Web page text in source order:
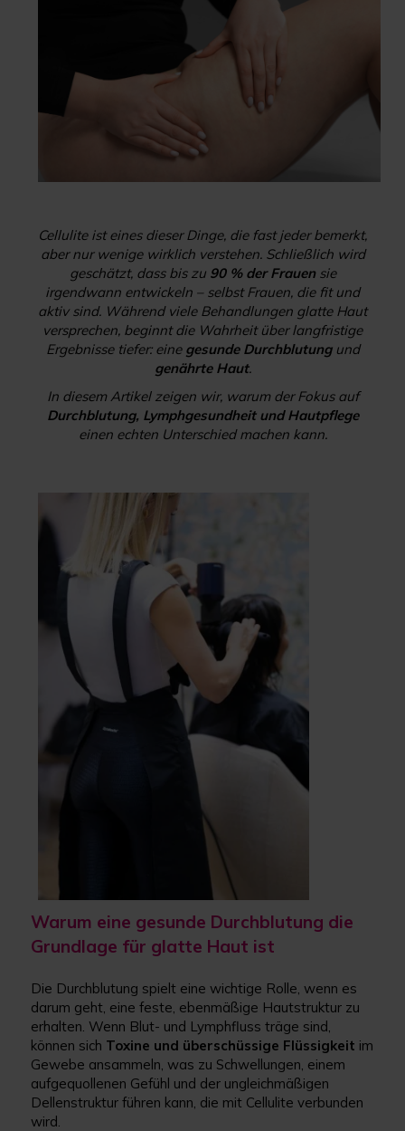
Cellulite ist eines dieser Dinge, die fast jeder bemerkt,
aber nur wenige wirklich verstehen. Schließlich wird
geschätzt, dass bis zu 90 % der Frauensie
irgendwann entwickeln – selbst Frauen, die fit und
aktiv sind. Während viele Behandlungen glatte Haut
versprechen, beginnt die Wahrheit über langfristige
Ergebnisse tiefer: eine gesunde Durchblutungund
genährte Haut.
In diesem Artikel zeigen wir, warum der Fokus auf
Durchblutung, Lymphgesundheit undHautpflege
einen echten Unterschied machen kann.
Warum eine gesunde Durchblutung die
Grundlage für glatte Haut ist
Die Durchblutung spielt eine wichtige Rolle, wenn es
darum geht, eine feste, ebenmäßige Hautstruktur zu
erhalten. Wenn Blut- und Lymphfluss träge sind,
können sich Toxine und überschüssige Flüssigkeit im
Gewebe ansammeln, was zu Schwellungen, einem
aufgequollenen Gefühl und der ungleichmäßigen
Dellenstruktur führen kann, die mit Cellulite verbunden
wird.